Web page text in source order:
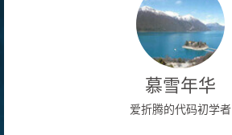
慕雪年华
爱折腾的代码初学者